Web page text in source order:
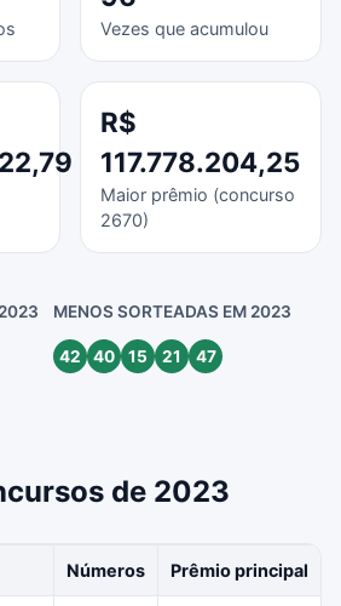
Vezes que acumulou
R$
117.778.204,25
Maior prêmio (concurso
2670)
MENOS SORTEADAS EM 2023
42 40 15 21 47
de 2023
Números Prêmio principal